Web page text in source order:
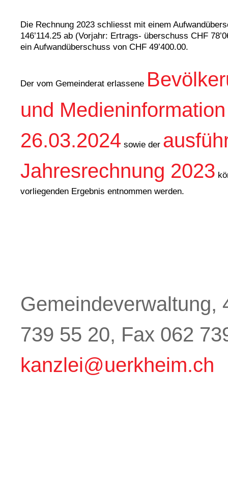
Die Rechnung 2023 schliesst mit einem
146’114.25 ab (Vorjahr: Ertrags- überschuss CHF
ein Aufwandüberschuss von CHF 49’400.00.
Der vom Gemeinderat erlassene
und
26.03.2024 sowie der
Jahresrechnung 2023
vorliegenden Ergebnis entnommen werden.
Gemeindeverwaltung,
739 55 20, Fax 062
kanzlei@uerkheim.ch